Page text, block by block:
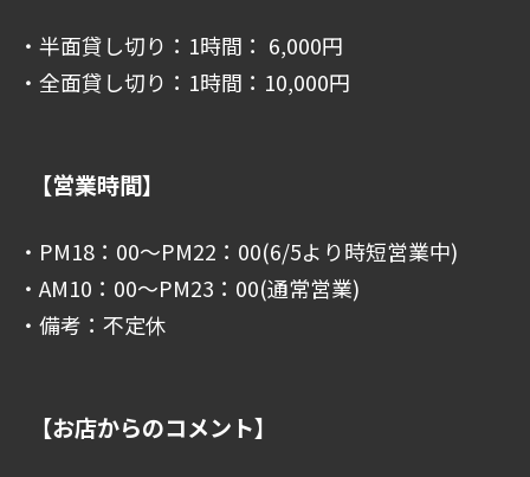
・半面貸し切り：1時間： 6,000円
・全面貸し切り：1時間：10,000円
【営業時間】
・PM18：00～PM22：00(6/5より時短営業中)
・AM10：00～PM23：00(通常営業)
・備考：不定休
【お店からのコメント】